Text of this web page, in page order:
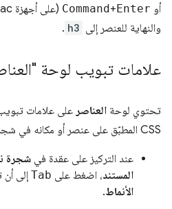
أو Command+Enter
والنهاية للعنصر إلى h3
.
علامات تبويب لوحة
تحتوي لوحة العناصر على علامات
CSS المطبّق على عنصر أو مكانه في شجرة تسهيل الاستخدام.
عند التركيز على عقدة في شجرة
المستند، اضغط على Tab إلى
الأنماط.